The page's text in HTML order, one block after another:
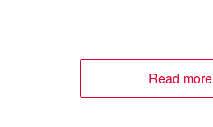
Read more